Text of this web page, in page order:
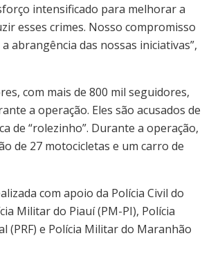
intensificado para melhorar a
esses crimes. Nosso compromisso
a abrangência das nossas iniciativas”,
com mais de 800 mil seguidores,
a operação. Eles são acusados de
de “rolezinho”. Durante a operação,
de 27 motocicletas e um carro de
com apoio da Polícia Civil do
Militar do Piauí (PM-PI), Polícia
(PRF) e Polícia Militar do Maranhão